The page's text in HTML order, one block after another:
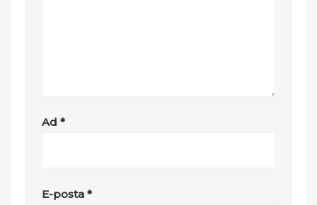
Ad*
E-posta*